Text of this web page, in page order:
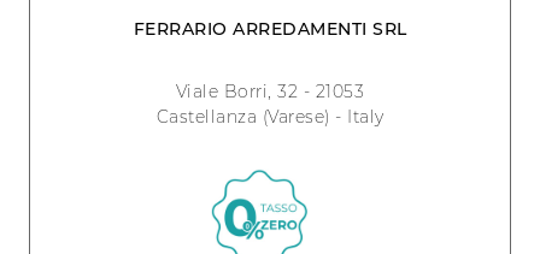
FERRARIO ARREDAMENTI SRL
Viale Borri, 32 - 21053
Castellanza (Varese) - Italy